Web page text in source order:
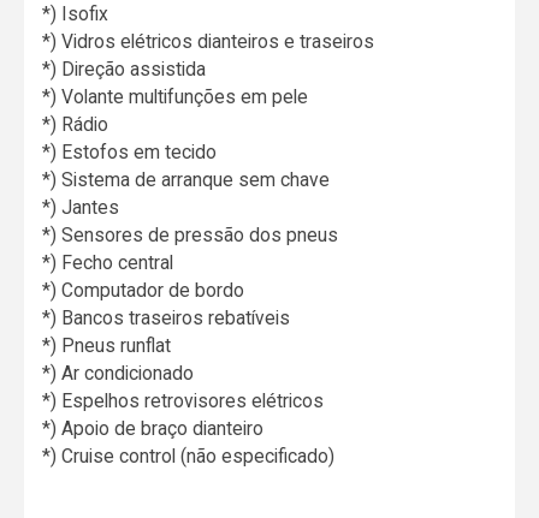
*) Isofix
*) Vidros elétricos dianteiros e traseiros
*) Direção assistida
*) Volante multifunções em pele
*) Rádio
*) Estofos em tecido
*) Sistema de arranque sem chave
*) Jantes
*) Sensores de pressão dos pneus
*) Fecho central
*) Computador de bordo
*) Bancos traseiros rebatíveis
*) Pneus runflat
*) Ar condicionado
*) Espelhos retrovisores elétricos
*) Apoio de braço dianteiro
*) Cruise control (não especificado)